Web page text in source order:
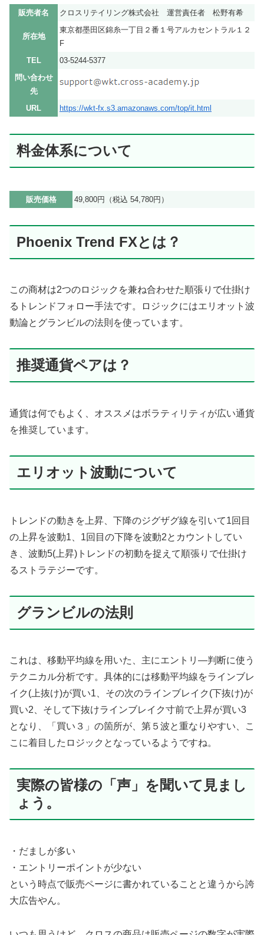
販売者名 クロスリテイリング株式会社 運営責任者 松野有希
所在地
東京都墨田区錦糸一丁目２番１号アルカセントラル１２
F
TEL
03-5244-5377
問い合わせ
先
URL
https://wkt-fx.s3.amazonaws.com/top/it.html
料金体系について
販売価格 49,800円（税込 54,780円）
Phoenix Trend FXとは？
この商材は2つのロジックを兼ね合わせた順張りで仕掛け
るトレンドフォロー手法です。ロジックにはエリオット波
動論とグランビルの法則を使っています。
推奨通貨ペアは？
通貨は何でもよく、オススメはボラティリティが広い通貨
を推奨しています。
エリオット波動について
トレンドの動きを上昇、下降のジグザグ線を引いて1回目
の上昇を波動1、1回目の下降を波動2とカウントしてい
き、波動5(上昇)トレンドの初動を捉えて順張りで仕掛け
るストラテジーです。
グランビルの法則
これは、移動平均線を用いた、主にエントリ―判断に使う
テクニカル分析です。具体的には移動平均線をラインブレ
イク(上抜け)が買い1、その次のラインブレイク(下抜け)が
買い2、そして下抜けラインブレイク寸前で上昇が買い3
となり、「買い３」の箇所が、第５波と重なりやすい、こ
こに着目したロジックとなっているようですね。
実際の皆様の「声」を聞いて見まし
ょう。
・だましが多い
・エントリーポイントが少ない
という時点で販売ページに書かれていることと違うから誇
大広告やん。